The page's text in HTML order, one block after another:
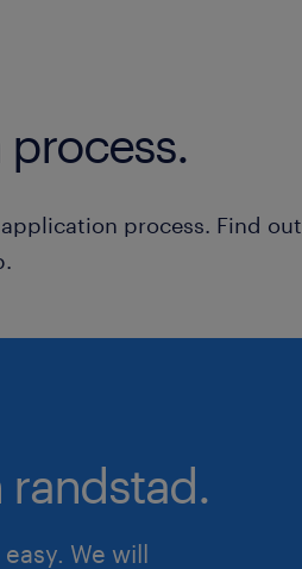
process. Find out
We will